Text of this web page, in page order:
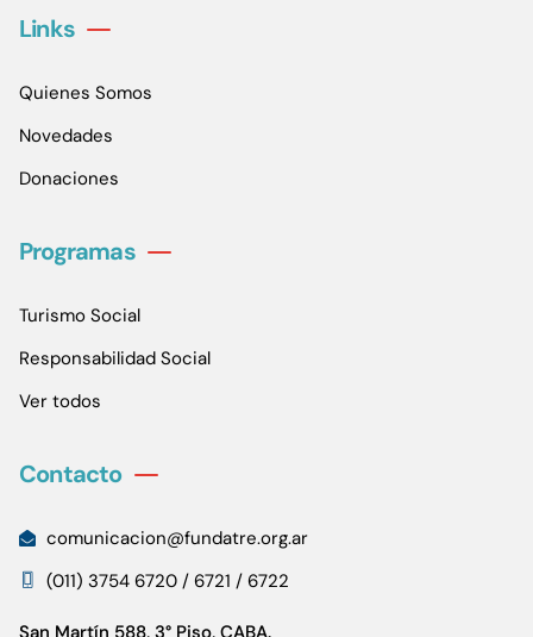
Links
Quienes Somos
Novedades
Donaciones
Programas
Turismo Social
Responsabilidad Social
Ver todos
Contacto
comunicacion@fundatre.org.ar
(011) 3754 6720 / 6721 / 6722
San Martín 588, 3° Piso, CABA.